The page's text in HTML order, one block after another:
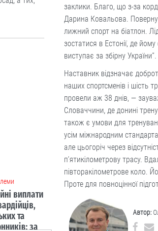
заклики. Благо, що з-за
Дарина Ковальова.
лижний спорт на біатлон.
зостатися в Естонії, де
виступає за збірну України”.
Наставник відзначає
наших спортсменів і шість
провели аж 38 днів, —
Словаччини, де донині
також є умови для
усім міжнародним
але цьогоріч через
п’ятикілометрову трасу.
півторакілометрове коло.
Проте для повноцінної
Автор: